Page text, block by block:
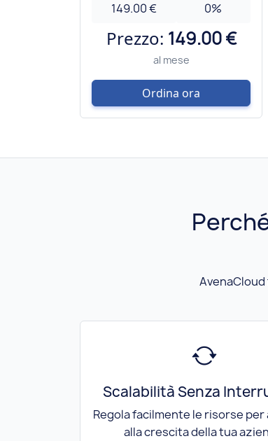
149.00 €
0%
Prezzo: 149.00 €
al mese
Ordina ora
Scalabilità Senza
Regola facilmente le risorse per
alla crescita della tua